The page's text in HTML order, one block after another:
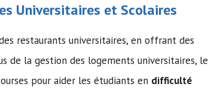
Universitaires et Scolaires
restaurants universitaires, en offrant des
de la gestion des logements universitaires, le
pour aider les étudiants en difficulté